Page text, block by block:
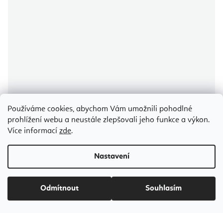
Používáme cookies, abychom Vám umožnili pohodlné
prohlížení webu a neustále zlepšovali jeho funkce a výkon.
Více informací zde.
Nastavení
Odmítnout Souhlasím
Bodhi PHOENIX YANTRA Tribal protiskluzová jóga podložka černá
hodnocení
z
5
Odesíláme do 5-7 dnů